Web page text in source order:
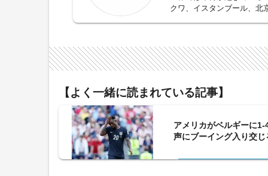
クワ、イスタンブール、北
【よく一緒に読まれている記事】
アメリカがベルギーに
声にブーイング入り交